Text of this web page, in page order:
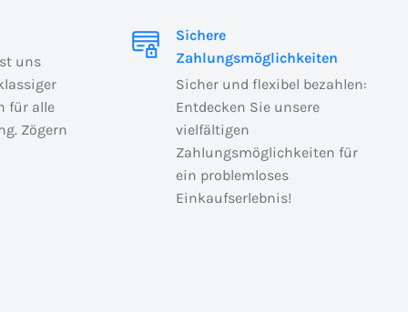
uns
für alle
Zögern
Sichere
Zahlungsmöglichkeiten
Sicher und flexibel bezahlen:
Entdecken Sie unsere
vielfältigen
Zahlungsmöglichkeiten für
ein problemloses
Einkaufserlebnis!